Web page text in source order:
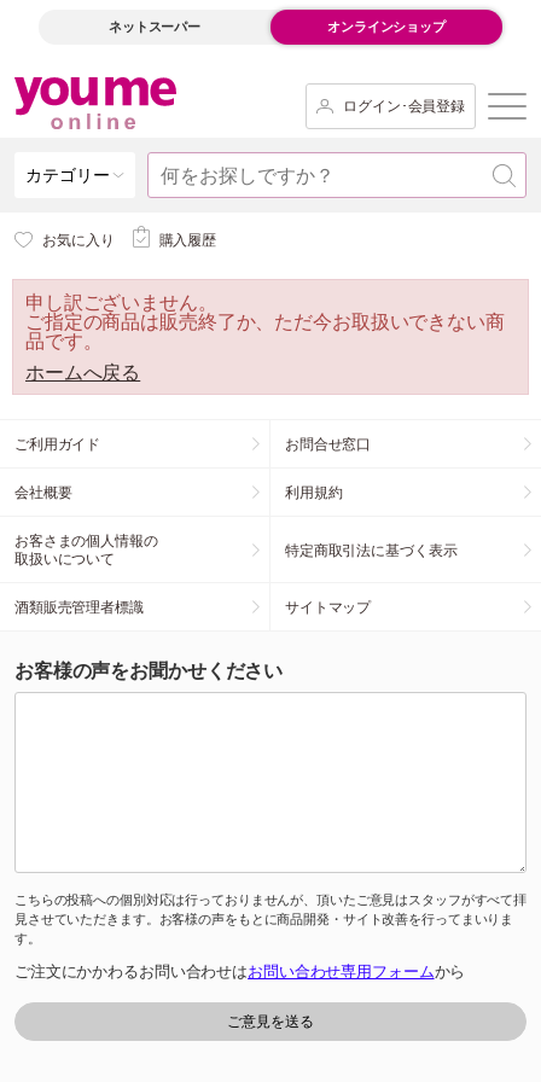
ネットスーパー オンラインショップ
ログイン･会員登録
カテゴリー
お気に入り 購入履歴
申し訳ございません。
ご指定の商品は販売終了か、ただ今お取扱いできない商
品です。
ホームへ戻る
ご利用ガイド お問合せ窓口
会社概要 利用規約
お客さまの個人情報の
取扱いについて
特定商取引法に基づく表示
酒類販売管理者標識 サイトマップ
お客様の声をお聞かせください
こちらの投稿への個別対応は行っておりませんが、頂いたご意見はスタッフがすべて拝
見させていただきます。お客様の声をもとに商品開発・サイト改善を行ってまいりま
す。
ご注文にかかわるお問い合わせはお問い合わせ専用フォームから